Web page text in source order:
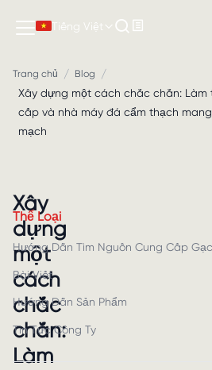
Tiếng Việt
Trang chủ / Blog
/
Xây dựng một cách chắc chắn: Làm
cấp và nhà máy đá cẩm thạch
mạch
Xây
dựng
một
cách
chắc
chắn:
Làm
Thể Loại
Hướng Dẫn Tìm Nguồn Cung Cấp
Bài Viết
Hướng Dẫn Sản Phẩm
Tin Tức Công Ty